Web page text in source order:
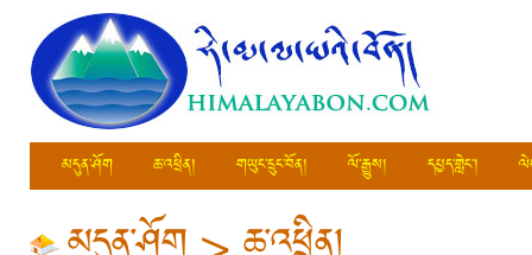
མདུན་ཤོག ཆ་འཕྲིན། གཡུང་དྲུང་བོན། ལོ་རྒྱུས། དཔྱད་གླེང་།